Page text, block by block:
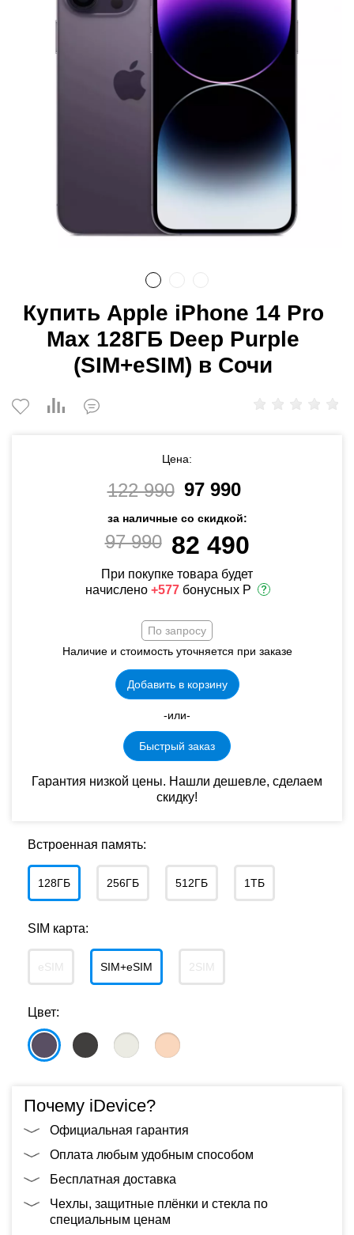
Купить Apple iPhone 14 Pro
Max 128ГБ Deep Purple
(SIM+eSIM) в Сочи
Цена:
122 990 97 990
за наличные со скидкой:
97 990 82 490
При покупке товара будет
начислено +577 бонусных Р
По запросу
Наличие и стоимость уточняется при заказе
Добавить в корзину
-или-
Быстрый заказ
Гарантия низкой цены. Нашли дешевле, сделаем
скидку!
Встроенная память:
128ГБ 256ГБ 512ГБ 1ТБ
SIM карта:
eSIM SIM+eSIM 2SIM
Цвет:
Почему iDevice?
Официальная гарантия
Оплата любым удобным способом
Бесплатная доставка
Чехлы, защитные плёнки и стекла по
специальным ценам